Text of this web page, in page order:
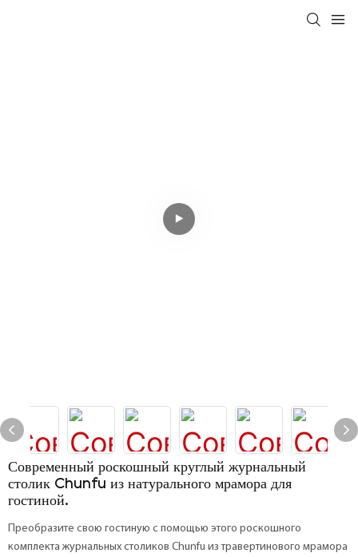
Современный роскошный круглый журнальный
столик Chunfu из натурального мрамора для
гостиной.
Преобразите свою гостиную с помощью этого роскошного
комплекта журнальных столиков Chunfu из травертинового мрамора